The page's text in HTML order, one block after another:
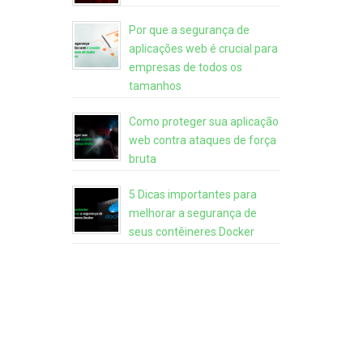
Por que a segurança de
aplicações web é crucial para
empresas de todos os
tamanhos
Como proteger sua aplicação
web contra ataques de força
bruta
5 Dicas importantes para
melhorar a segurança de
seus contêineres Docker